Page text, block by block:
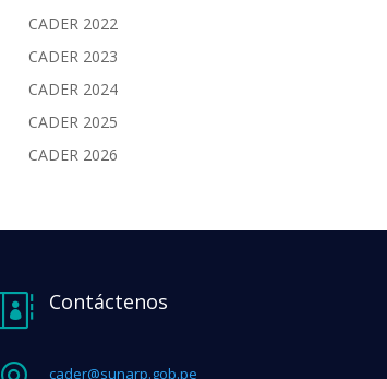
CADER 2022
CADER 2023
CADER 2024
CADER 2025
CADER 2026
 Contáctenos
cader@sunarp.gob.pe